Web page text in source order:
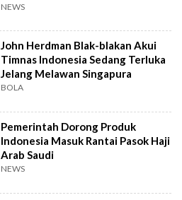
NEWS
John Herdman Blak-blakan Akui
Timnas Indonesia Sedang Terluka
Jelang Melawan Singapura
BOLA
Pemerintah Dorong Produk
Indonesia Masuk Rantai Pasok Haji
Arab Saudi
NEWS